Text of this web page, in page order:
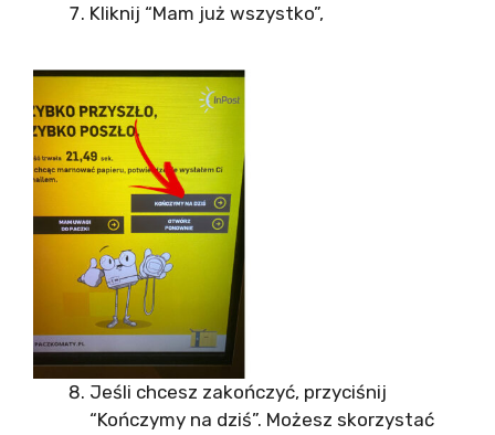
Kliknij “Mam już wszystko”,
Jeśli chcesz zakończyć, przyciśnij
“Kończymy na dziś”. Możesz skorzystać